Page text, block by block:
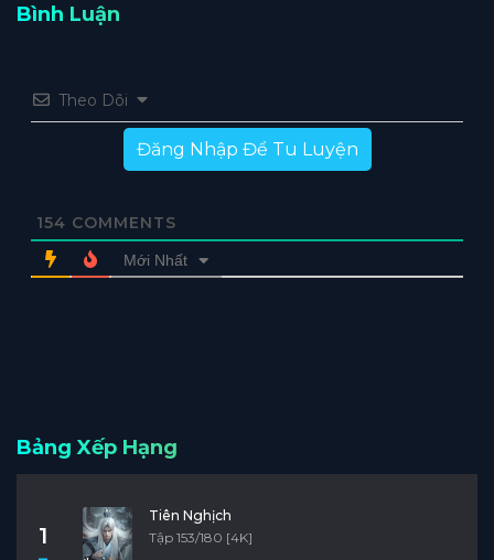
Bình Luận
Theo Dõi
Đăng Nhập Để Tu Luyện
154 COMMENTS
Mới Nhất
Bảng Xếp Hạng
1
Tiên Nghịch
Tập 153/180 [4K]